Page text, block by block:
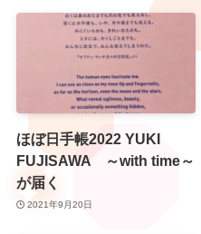
ほぼ日手帳2022 YUKI
FUJISAWA ～with time～
が届く
2021年9月20日